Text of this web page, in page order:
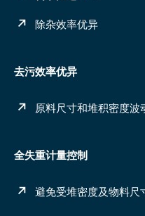
除杂效率优异
去污效率优异
原料尺寸和堆积密度
全失重计量控制
避免受堆密度及物料尺